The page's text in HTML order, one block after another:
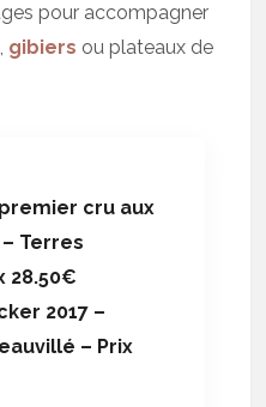
pour accompagner
gibiers ou plateaux de
cru aux
Terres
28.50€
2017 –
– Prix